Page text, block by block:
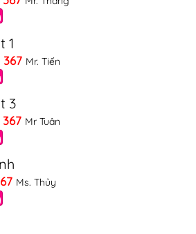
1
367 Mr. Tiến
3
Mr Tuân
Ms. Thủy